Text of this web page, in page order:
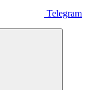
Telegram